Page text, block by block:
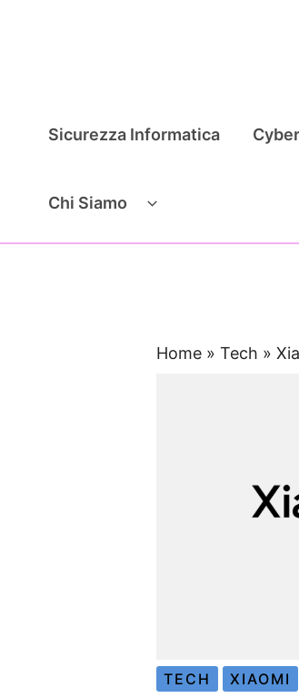
Sicurezza Informatica
Chi Siamo
Home »Tech »
TECH XIAOMI